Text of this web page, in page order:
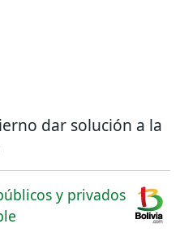
dar solución a la